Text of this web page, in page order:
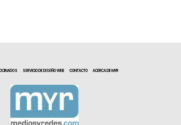
SERVICIO DE DISEÑO WEB CONTACTO ACERCA DE MYR